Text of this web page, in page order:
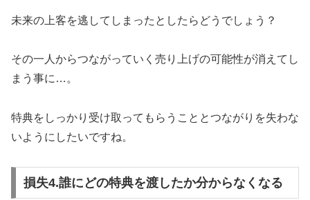
未来の上客を逃してしまったとしたらどうでしょう？
その一人からつながっていく売り上げの可能性が消えてし
まう事に…。
特典をしっかり受け取ってもらうこととつながりを失わな
いようにしたいですね。
損失4.誰にどの特典を渡したか分からなくなる